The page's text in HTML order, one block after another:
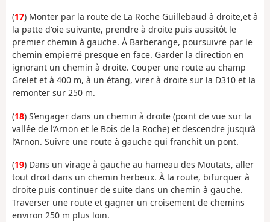
(17) Monter par la route de La Roche Guillebaud à droite,et à
la patte d'oie suivante, prendre à droite puis aussitôt le
premier chemin à gauche. À Barberange, poursuivre par le
chemin empierré presque en face. Garder la direction en
ignorant un chemin à droite. Couper une route au champ
Grelet et à 400 m, à un étang, virer à droite sur la D310 et la
remonter sur 250 m.
(18) S’engager dans un chemin à droite (point de vue sur la
vallée de l’Arnon et le Bois de la Roche) et descendre jusqu’à
l’Arnon. Suivre une route à gauche qui franchit un pont.
(19) Dans un virage à gauche au hameau des Moutats, aller
tout droit dans un chemin herbeux. À la route, bifurquer à
droite puis continuer de suite dans un chemin à gauche.
Traverser une route et gagner un croisement de chemins
environ 250 m plus loin.